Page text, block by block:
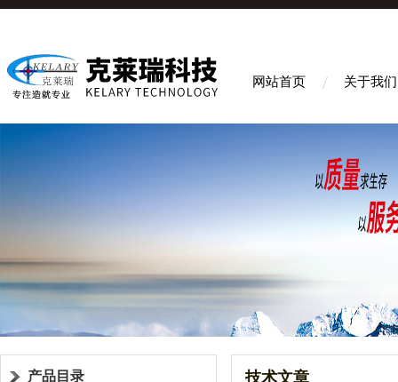
网站首页 关于我们
产品目录 技术文章